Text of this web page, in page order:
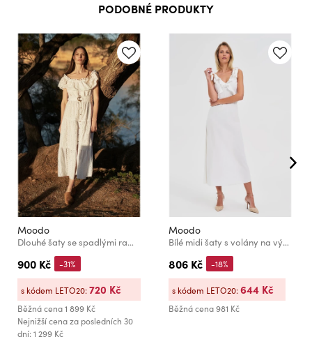
PODOBNÉ PRODUKTY
Moodo
Dlouhé šaty se spadlými rameny
900 Kč
Běžná cena1 899 Kč
Nejnižší cena za posledních 30
dní: 1 299 Kč
-31%
s kódem LETO20:720 Kč
Moodo
Bílé midi šaty s volány na výstřihu Moodo
806 Kč
Běžná cena981 Kč
-18%
s kódem LETO20:644 Kč